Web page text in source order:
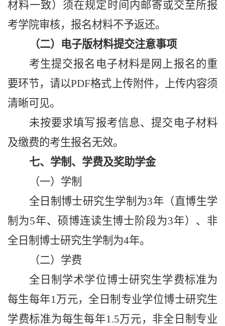
材料一致）须在规定时间内邮寄或交至所报
考学院审核，报名材料不予返还。
（二）电子版材料提交注意事项
考生提交报名电子材料是网上报名的重
要环节，请以PDF格式上传附件，上传内容须
清晰可见。
未按要求填写报考信息、提交电子材料
及缴费的考生报名无效。
七、学制、学费及奖助学金
（一）学制
全日制博士研究生学制为3年（直博生学
制为5年、硕博连读生博士阶段为3年）、非
全日制博士研究生学制为4年。
（二）学费
全日制学术学位博士研究生学费标准为
每生每年1万元，全日制专业学位博士研究生
学费标准为每生每年1.5万元，非全日制专业